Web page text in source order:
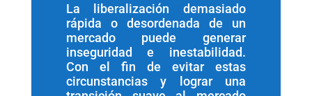
La liberalización demasiado
rápida o desordenada de un
mercado puede generar
inseguridad e inestabilidad.
Con el fin de evitar estas
circunstancias y lograr una